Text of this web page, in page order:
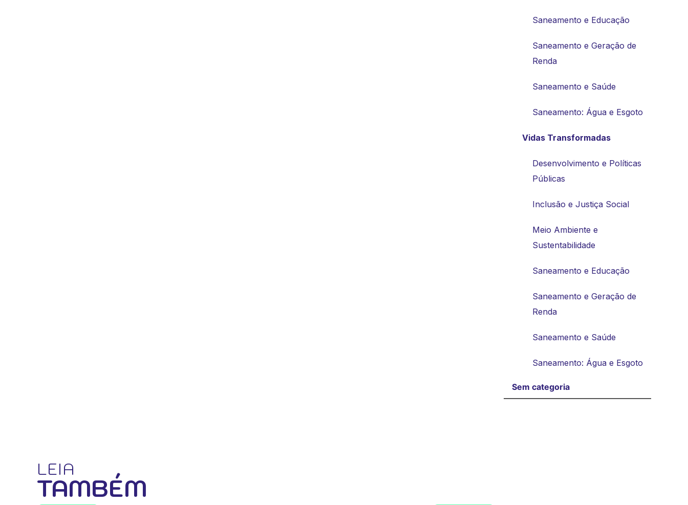
Saneamento e Educação
Saneamento e Geração de
Renda
Saneamento e Saúde
Saneamento: Água e Esgoto
Vidas Transformadas
Desenvolvimento e Políticas
Públicas
Inclusão e Justiça Social
Meio Ambiente e
Sustentabilidade
Saneamento e Educação
Saneamento e Geração de
Renda
Saneamento e Saúde
Saneamento: Água e Esgoto
Sem categoria
LEIA
TAMBÉM